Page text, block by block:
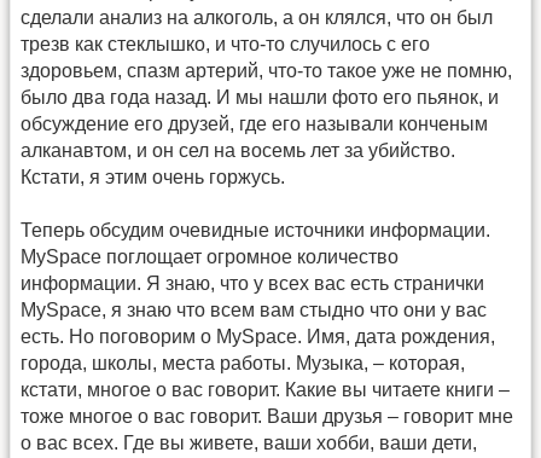
сделали анализ на алкоголь, а он клялся, что он был
трезв как стеклышко, и что-то случилось с его
здоровьем, спазм артерий, что-то такое уже не помню,
было два года назад. И мы нашли фото его пьянок, и
обсуждение его друзей, где его называли конченым
алканавтом, и он сел на восемь лет за убийство.
Кстати, я этим очень горжусь.
Теперь обсудим очевидные источники информации.
MySpace поглощает огромное количество
информации. Я знаю, что у всех вас есть странички
MySpace, я знаю что всем вам стыдно что они у вас
есть. Но поговорим о MySpace. Имя, дата рождения,
города, школы, места работы. Музыка, – которая,
кстати, многое о вас говорит. Какие вы читаете книги –
тоже многое о вас говорит. Ваши друзья – говорит мне
о вас всех. Где вы живете, ваши хобби, ваши дети,